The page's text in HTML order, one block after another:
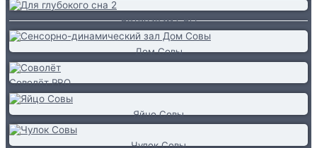
Ветеранам СВО
Дом Совы
Соволёт PRO
Яйцо Совы
Чулок Совы